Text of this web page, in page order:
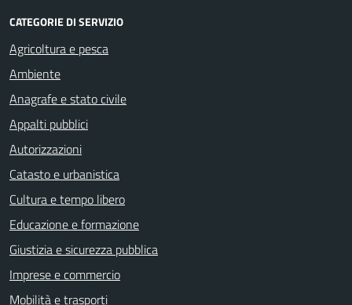
CATEGORIE DI SERVIZIO
Agricoltura e pesca
Ambiente
Anagrafe e stato civile
Appalti pubblici
Autorizzazioni
Catasto e urbanistica
Cultura e tempo libero
Educazione e formazione
Giustizia e sicurezza pubblica
Imprese e commercio
Mobilità e trasporti